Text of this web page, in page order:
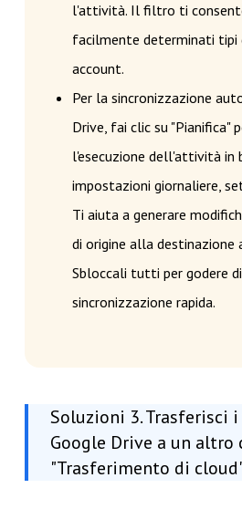
l'attività. Il filtro ti
facilmente determinati tipi
account.
Per la sincronizzazione
Drive, fai clic su "Pianifica"
l'esecuzione dell'attività in
impostazioni giornaliere,
Ti aiuta a generare
di origine alla
Sbloccali tutti per godere
sincronizzazione rapida.
Soluzioni 3. Trasferisci
Google Drive a un altro
"Trasferimento di